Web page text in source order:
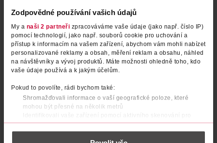
Zodpovědné používání vašich údajů
My a naši 2 partneři zpracováváme vaše údaje (jako např. číslo IP)
pomocí technologií, jako např. souborů cookie pro uchování a
přístup k informacím na vašem zařízení, abychom vám mohli nabízet
personalizované reklamy a obsah, měření reklam a obsahu, náhled
na návštěvníky a vývoj produktů. Máte možnosti ohledně toho, kdo
vaše údaje používá a k jakým účelům.
Pokud to povolíte, rádi bychom také:
Shromažďovali informace o vaší geografické poloze, které
mohou být přesné na několik metrů
Identifikovali vaše zařízení pomocí aktivního skenování pro
konkrétní charakteristiky (otisk prstu)
Zjistěte více o tom, jak zpracováváme vaše osobní údaje, a nastavte
Ponožky Business Basic černé
under2wear 1 ks
DO KOŠÍKU
Obj. č.: 1244892
Ponožky bez manžety bambus
černé vel. 39/42
under2wear 1 ks